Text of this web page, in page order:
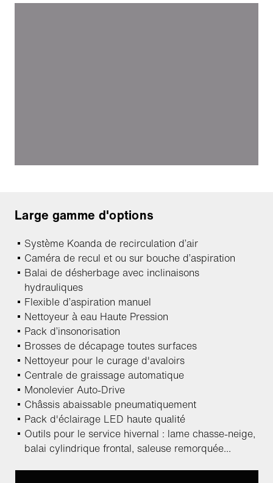
Large gamme d'options
Système Koanda de recirculation d’air
Caméra de recul et ou sur bouche d’aspiration
Balai de désherbage avec inclinaisons
hydrauliques
Flexible d’aspiration manuel
Nettoyeur à eau Haute Pression
Pack d’insonorisation
Brosses de décapage toutes surfaces
Nettoyeur pour le curage d'avaloirs
Centrale de graissage automatique
Monolevier Auto-Drive
Châssis abaissable pneumatiquement
Pack d'éclairage LED haute qualité
Outils pour le service hivernal : lame chasse-neige,
balai cylindrique frontal, saleuse remorquée...